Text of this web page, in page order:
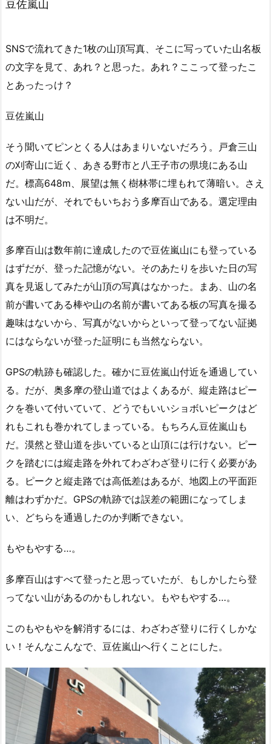
豆佐嵐山
SNSで流れてきた1枚の山頂写真、そこに写っていた山名板
の文字を見て、あれ？と思った。あれ？ここって登ったこ
とあったっけ？
豆佐嵐山
そう聞いてピンとくる人はあまりいないだろう。戸倉三山
の刈寄山に近く、あきる野市と八王子市の県境にある山
だ。標高648m、展望は無く樹林帯に埋もれて薄暗い。さえ
ない山だが、それでもいちおう多摩百山である。選定理由
は不明だ。
多摩百山は数年前に達成したので豆佐嵐山にも登っている
はずだが、登った記憶がない。そのあたりを歩いた日の写
真を見返してみたが山頂の写真はなかった。まあ、山の名
前が書いてある棒や山の名前が書いてある板の写真を撮る
趣味はないから、写真がないからといって登ってない証拠
にはならないが登った証明にも当然ならない。
GPSの軌跡も確認した。確かに豆佐嵐山付近を通過してい
る。だが、奥多摩の登山道ではよくあるが、縦走路はピー
クを巻いて付いていて、どうでもいいショボいピークはど
れもこれも巻かれてしまっている。もちろん豆佐嵐山も
だ。漠然と登山道を歩いていると山頂には行けない。ピー
クを踏むには縦走路を外れてわざわざ登りに行く必要があ
る。ピークと縦走路では高低差はあるが、地図上の平面距
離はわずかだ。GPSの軌跡では誤差の範囲になってしま
い、どちらを通過したのか判断できない。
もやもやする…。
多摩百山はすべて登ったと思っていたが、もしかしたら登
ってない山があるのかもしれない。もやもやする…。
このもやもやを解消するには、わざわざ登りに行くしかな
い！そんなこんなで、豆佐嵐山へ行くことにした。